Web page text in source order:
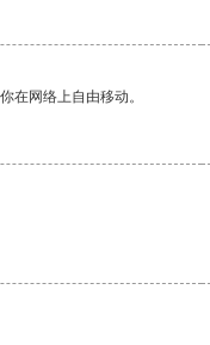
在网络上自由移动。